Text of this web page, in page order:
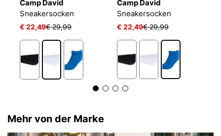
Camp David
Sneakersocken
€ 22,49€ 29,99
Camp David
Sneakersocken
€ 22,49€ 29,99
Mehr von der Marke